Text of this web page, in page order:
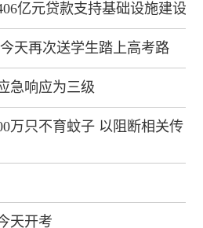
亿元贷款支持基础设施建设
天再次送学生踏上高考路
急响应为三级
万只不育蚊子 以阻断相关传
天开考